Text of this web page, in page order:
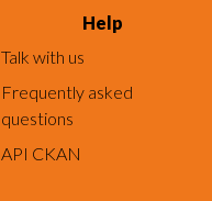
Help
Talk with us
Frequently asked
questions
API CKAN